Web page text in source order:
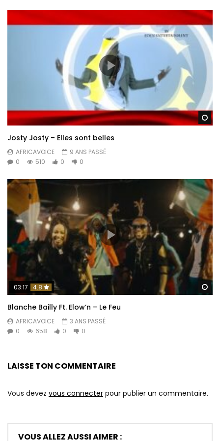
Josty Josty – Elles sont belles
AFRICAVOICE
9 ANS PASSÉ
0
510 0 0
03:17 4.8
Blanche Bailly Ft. Elow’n – Le Feu
AFRICAVOICE
3 ANS PASSÉ
0
658 0 0
LAISSE TON COMMENTAIRE
Vous devez vous connecter pour publier un commentaire.
VOUS ALLEZ AUSSI AIMER :